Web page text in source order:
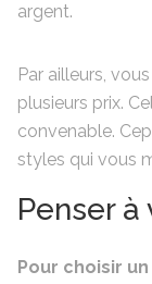
argent.
Par ailleurs,
plusieurs prix.
convenable.
styles qui vous
Penser
Pour choisir